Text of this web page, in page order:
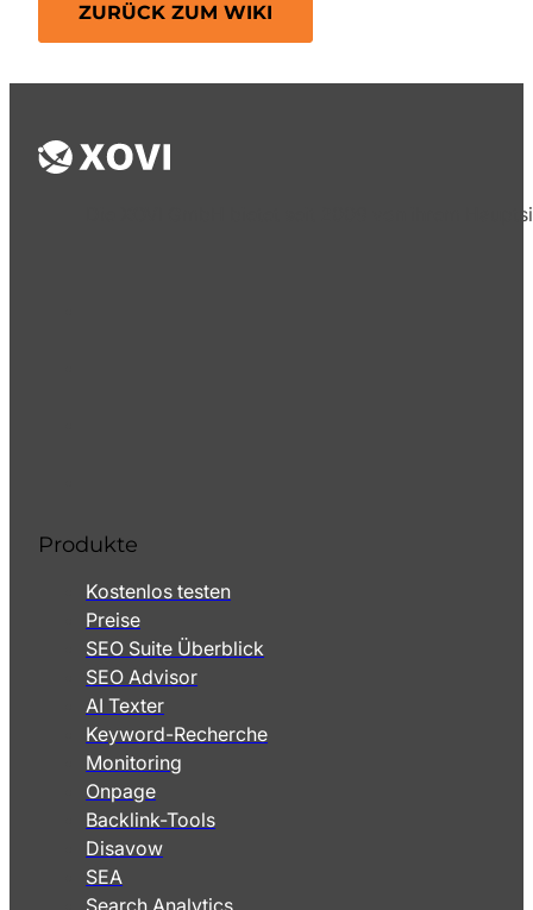
ZURÜCK ZUM WIKI
Die XOVI GmbH bietet seit 2009 von ihrem
Produkte
Kostenlos testen
Preise
SEO Suite Überblick
SEO Advisor
AI Texter
Keyword-Recherche
Monitoring
Onpage
Backlink-Tools
Disavow
SEA